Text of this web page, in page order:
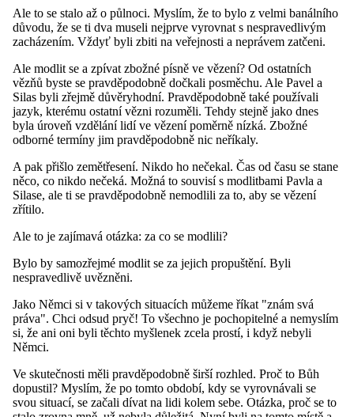
Ale to se stalo až o půlnoci. Myslím, že to bylo z velmi banálního
důvodu, že se ti dva museli nejprve vyrovnat s nespravedlivým
zacházením. Vždyť byli zbiti na veřejnosti a neprávem zatčeni.
Ale modlit se a zpívat zbožné písně ve vězení? Od ostatních
vězňů byste se pravděpodobně dočkali posměchu. Ale Pavel a
Silas byli zřejmě důvěryhodní. Pravděpodobně také používali
jazyk, kterému ostatní vězni rozuměli. Tehdy stejně jako dnes
byla úroveň vzdělání lidí ve vězení poměrně nízká. Zbožné
odborné termíny jim pravděpodobně nic neříkaly.
A pak přišlo zemětřesení. Nikdo ho nečekal. Čas od času se stane
něco, co nikdo nečeká. Možná to souvisí s modlitbami Pavla a
Silase, ale ti se pravděpodobně nemodlili za to, aby se vězení
zřítilo.
Ale to je zajímavá otázka: za co se modlili?
Bylo by samozřejmé modlit se za jejich propuštění. Byli
nespravedlivě uvězněni.
Jako Němci si v takových situacích můžeme říkat "znám svá
práva". Chci odsud pryč! To všechno je pochopitelné a nemyslím
si, že ani oni byli těchto myšlenek zcela prostí, i když nebyli
Němci.
Ve skutečnosti měli pravděpodobně širší rozhled. Proč to Bůh
dopustil? Myslím, že po tomto období, kdy se vyrovnávali se
svou situací, se začali dívat na lidi kolem sebe. Otázka, proč se to